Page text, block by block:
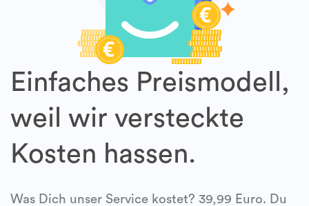
Einfaches Preismodell,
weil wir versteckte
Kosten hassen.
Was Dich unser Service kostet? 39,99 Euro. Du